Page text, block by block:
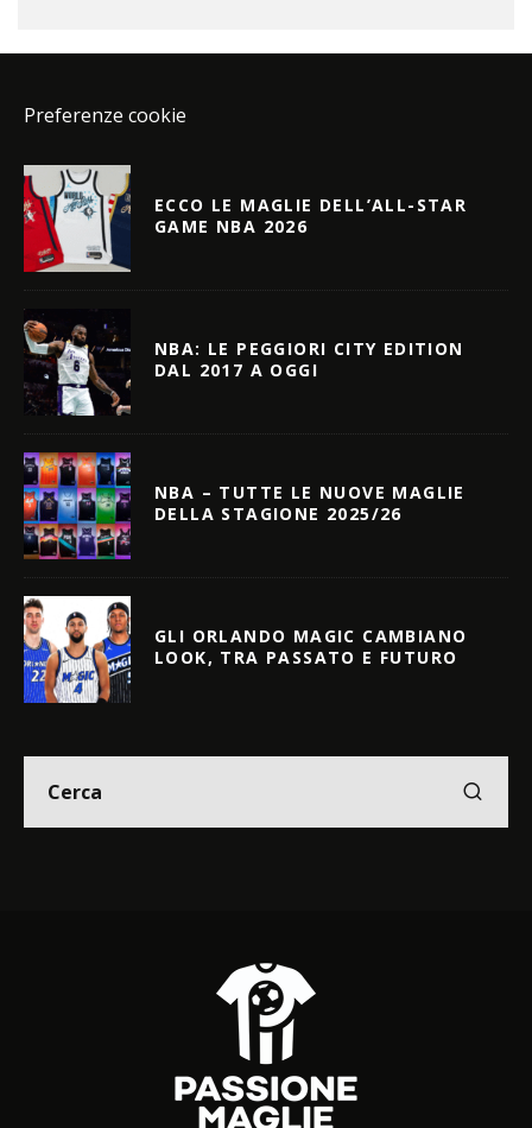
Preferenze cookie
ECCO LE MAGLIE DELL’ALL-STAR
GAME NBA 2026
NBA: LE PEGGIORI CITY EDITION
DAL 2017 A OGGI
NBA – TUTTE LE NUOVE MAGLIE
DELLA STAGIONE 2025/26
GLI ORLANDO MAGIC CAMBIANO
LOOK, TRA PASSATO E FUTURO